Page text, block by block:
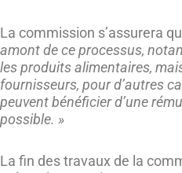
La commission s’assurera
amont de ce processus,
les produits alimentaires,
fournisseurs, pour d’autres
peuvent bénéficier d’une
possible. »
La fin des travaux de la